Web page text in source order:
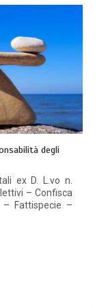
degli
ex D. L.vo n.
– Confisca
– Fattispecie –